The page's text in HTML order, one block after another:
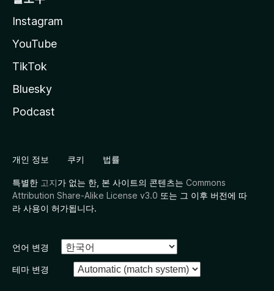
Instagram
YouTube
TikTok
Bluesky
Podcast
개인 정보 쿠키 법률
특별한 고지가 없는 한, 본 사이트의 콘텐츠는 Commons
Attribution Share-Alike License v3.0 또는 그 이후 버전에 따
라 사용이 허가됩니다.
언어 변경
테마 변경